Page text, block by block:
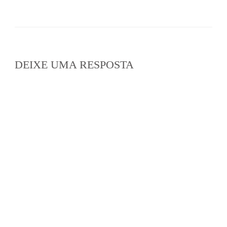
DEIXE UMA RESPOSTA